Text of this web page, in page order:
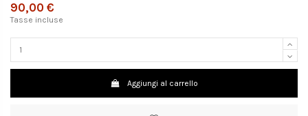
90,00 €
Tasse incluse
Aggiungi al carrello